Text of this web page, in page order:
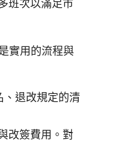
班次以滿足市
實用的流程與
、退改規定的清
改簽費用。對